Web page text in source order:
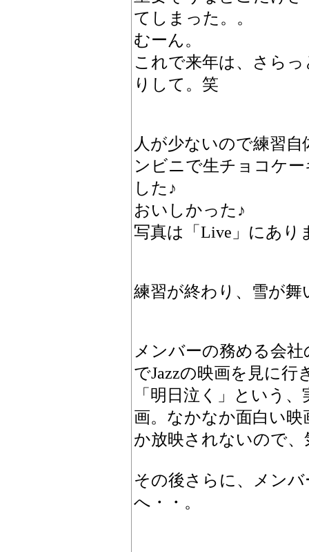
てしまった。。
むーん。
これで来年は、さら
りして。笑
人が少ないので練習
ンビニで生チョコケ
した♪
おいしかった♪
写真は「Live」にあり
練習が終わり、雪が舞
メンバーの務める会
でJazzの映画を見に行
「明日泣く」という
画。なかなか面白い
か放映されないので
その後さらに、メン
へ・・。